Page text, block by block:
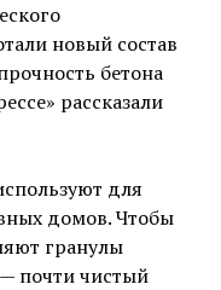
новый состав
бетона
рассказали
для
домов. Чтобы
гранулы
— почти чистый